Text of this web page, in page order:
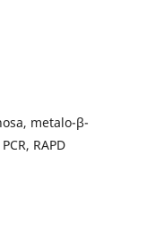
metalo-β-
RAPD